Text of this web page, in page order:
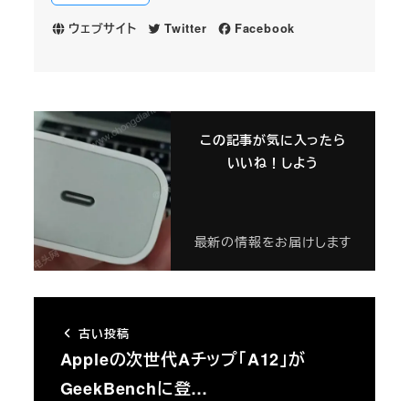
ウェブサイト Twitter Facebook
この記事が気に入ったら
いいね！しよう
最新の情報をお届けします
古い投稿
Appleの次世代Aチップ「A12」が
GeekBenchに登…